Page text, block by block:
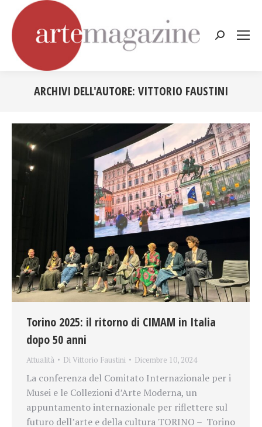
Cerca:
ARCHIVI DELL'AUTORE: VITTORIO FAUSTINI
Torino 2025: il ritorno di CIMAM in Italia
dopo 50 anni
Attualità DiVittorio Faustini Dicembre 10, 2024
La conferenza del Comitato Internazionale per i
Musei e le Collezioni d’Arte Moderna, un
appuntamento internazionale per riflettere sul
futuro dell’arte e della cultura TORINO – Torino